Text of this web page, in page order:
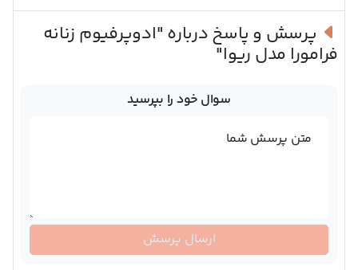
پرسش و پاسخ درباره "ادوپرفیوم زنانه
فرامورا مدل ریوا"
سوال خود را بپرسید
متن پرسش شما
ارسال پرسش